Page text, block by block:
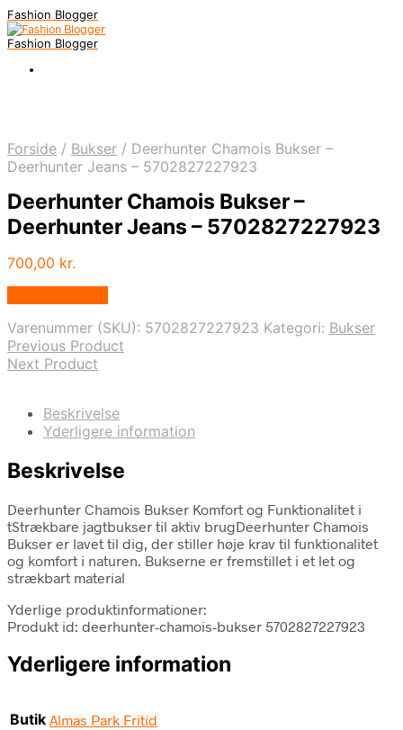
Fashion Blogger
Fashion Blogger
Forside / Bukser / Deerhunter Chamois Bukser –
Deerhunter Jeans – 5702827227923
Deerhunter Chamois Bukser –
Deerhunter Jeans – 5702827227923
700,00 kr.
Varenummer (SKU): 5702827227923 Kategori: Bukser
Previous Product
Next Product
Beskrivelse
Yderligere information
Beskrivelse
Deerhunter Chamois Bukser Komfort og Funktionalitet i
tStrækbare jagtbukser til aktiv brugDeerhunter Chamois
Bukser er lavet til dig, der stiller høje krav til funktionalitet
og komfort i naturen. Bukserne er fremstillet i et let og
strækbart material
Yderlige produktinformationer:
Produkt id: deerhunter-chamois-bukser 5702827227923
Yderligere information
Butik Almas Park Fritid